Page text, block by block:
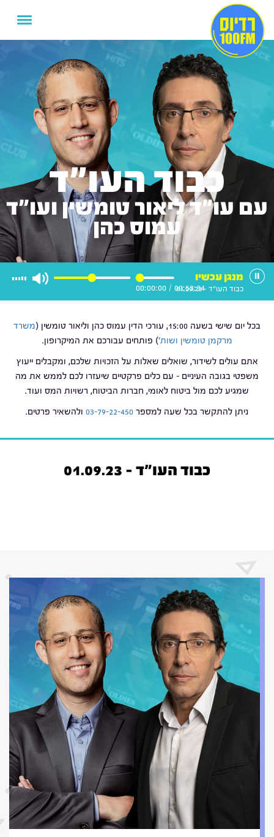
כבוד העו"ד
עם עו"ד ליאור טומשין ועו"ד
עמוס כהן
00:53:34
/
00:00:00
מנגן עכשיו
כבוד העו"ד - 01.09.23
בכל יום שישי בשעה 15:00, עורכי הדין עמוס כהן וליאור טומשין (
משרד
מרקמן טומשין ושות') פותחים עבורכם את המיקרופון.
אתם עולים לשידור, שואלים שאלות על הזכויות שלכם, ומקבלים ייעוץ
משפטי בגובה העיניים – עם כלים פרקטיים שיעזרו לכם לממש את מה
שמגיע לכם מול ביטוח לאומי, חברות הביטוח, רשויות המס ועוד.
ניתן להתקשר בכל שעה למספר 03-79-22-450 ולהשאיר פרטים.
כבוד העו"ד - 01.09.23